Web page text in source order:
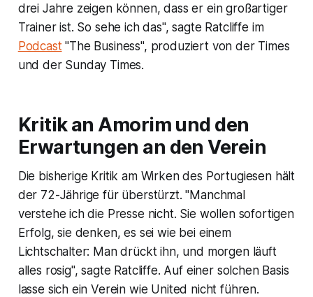
drei Jahre zeigen können, dass er ein großartiger
Trainer ist. So sehe ich das", sagte Ratcliffe im
Podcast"The Business", produziert von der Times
und der Sunday Times.
Kritik an Amorim und den
Erwartungen an den Verein
Die bisherige Kritik am Wirken des Portugiesen hält
der 72-Jährige für überstürzt. "Manchmal
verstehe ich die Presse nicht. Sie wollen sofortigen
Erfolg, sie denken, es sei wie bei einem
Lichtschalter: Man drückt ihn, und morgen läuft
alles rosig", sagte Ratcliffe. Auf einer solchen Basis
lasse sich ein Verein wie United nicht führen.